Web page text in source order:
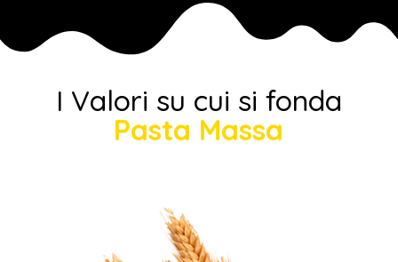
I Valori su cui si fonda
Pasta Massa